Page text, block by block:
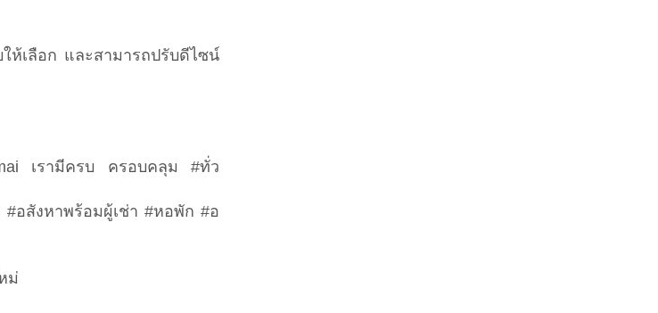
ห้เลือก และสามารถปรับดีไซน์
เรามีครบ ครอบคลุม #ทั่ว
อสังหาพร้อมผู้เช่า #หอพัก #อ
ม่